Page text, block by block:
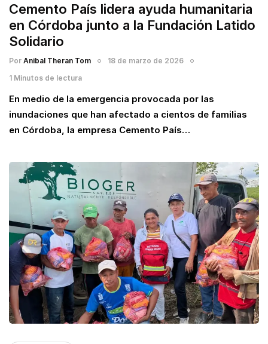
Cemento País lidera ayuda humanitaria
en Córdoba junto a la Fundación Latido
Solidario
Por Anibal Theran Tom
18 de marzo de 2026
1 Minutos de lectura
En medio de la emergencia provocada por las
inundaciones que han afectado a cientos de familias
en Córdoba, la empresa Cemento País…